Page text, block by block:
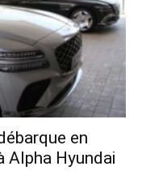
en
Alpha Hyundai